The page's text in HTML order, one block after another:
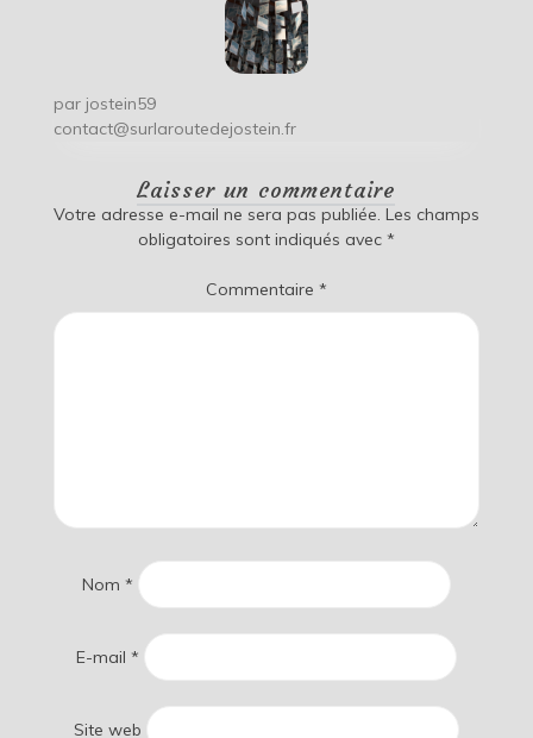
par jostein59
contact@surlaroutedejostein.fr
Laisser un commentaire
Votre adresse e-mail ne sera pas publiée. Les champs
obligatoires sont indiqués avec *
Commentaire *
Nom *
E-mail *
Site web